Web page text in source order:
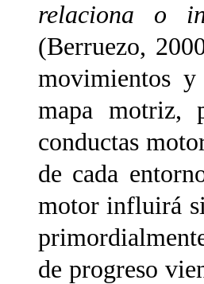
relaciona o
(Berruezo,
movimientos
mapa motriz,
conductas
de cada
motor influirá
de progreso